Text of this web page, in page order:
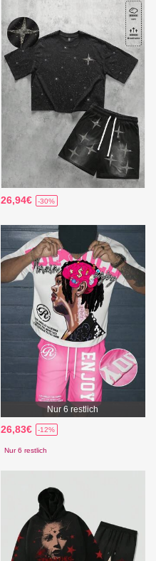
26,94€ -30%
Nur 6 restlich
26,83€ -12%
Nur 6 restlich